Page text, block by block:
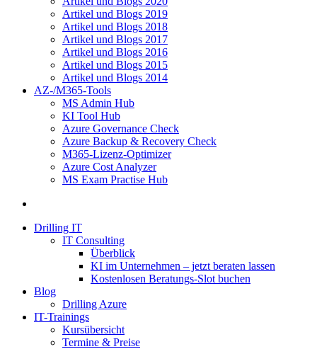
Artikel und Blogs 2019
Artikel und Blogs 2018
Artikel und Blogs 2017
Artikel und Blogs 2016
Artikel und Blogs 2015
Artikel und Blogs 2014
AZ-/M365-Tools
MS Admin Hub
KI Tool Hub
Azure Governance Check
Azure Backup & Recovery Check
M365-Lizenz-Optimizer
Azure Cost Analyzer
MS Exam Practise Hub
Drilling IT
IT Consulting
Überblick
KI im Unternehmen – jetzt beraten lassen
Kostenlosen Beratungs-Slot buchen
Blog
Drilling Azure
IT-Trainings
Kursübersicht
Termine & Preise